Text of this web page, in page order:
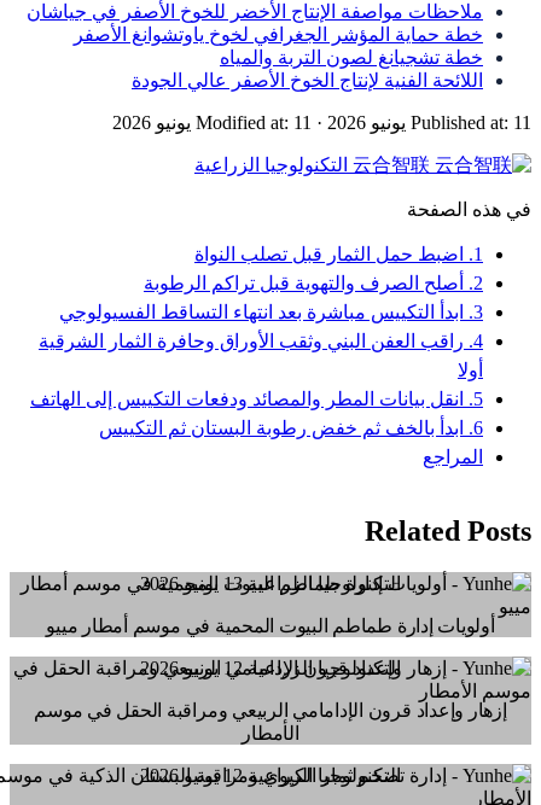
ملاحظات مواصفة الإنتاج الأخضر للخوخ الأصفر في جياشان
خطة حماية المؤشر الجغرافي لخوخ ياوتشوانغ الأصفر
خطة تشجيانغ لصون التربة والمياه
اللائحة الفنية لإنتاج الخوخ الأصفر عالي الجودة
Published at: 11 يونيو 2026 · Modified at: 11 يونيو 2026
云合智联 التكنولوجيا الزراعية
في هذه الصفحة
4. راقب العفن البني وثقب الأوراق وحافرة الثمار الشرقية
أولا
المراجع
Related Posts
التكنولوجيا الزراعية 13 يونيو 2026
أولويات إدارة طماطم البيوت المحمية في موسم أمطار مييو
التكنولوجيا الزراعية 12 يونيو 2026
إزهار وإعداد قرون الإدامامي الربيعي ومراقبة الحقل في موسم
الأمطار
التكنولوجيا الزراعية 12 يونيو 2026